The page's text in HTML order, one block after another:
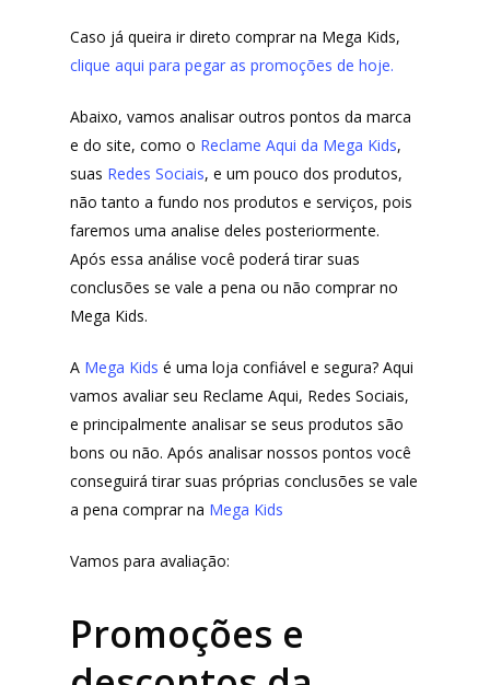
Caso já queira ir direto comprar na Mega Kids,
clique aqui para pegar as promoções de hoje.
Abaixo, vamos analisar outros pontos da marca
e do site, como o Reclame Aqui da Mega Kids,
suas Redes Sociais, e um pouco dos produtos,
não tanto a fundo nos produtos e serviços, pois
faremos uma analise deles posteriormente.
Após essa análise você poderá tirar suas
conclusões se vale a pena ou não comprar no
Mega Kids.
A Mega Kids é uma loja confiável e segura? Aqui
vamos avaliar seu Reclame Aqui, Redes Sociais,
e principalmente analisar se seus produtos são
bons ou não. Após analisar nossos pontos você
conseguirá tirar suas próprias conclusões se vale
a pena comprar na Mega Kids
Vamos para avaliação:
Promoções e